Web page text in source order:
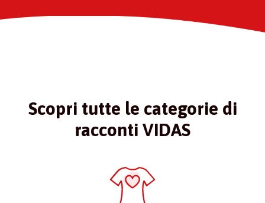
Scopri tutte le categorie di
racconti VIDAS